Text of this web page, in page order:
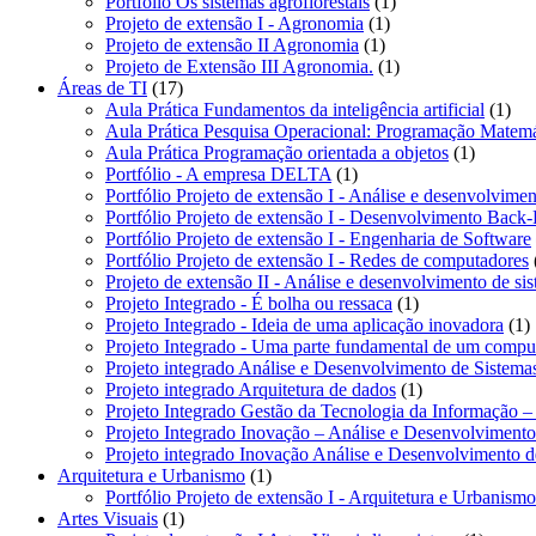
produto
Projeto de extensão I - Agronomia 11
produto
Projeto de extensão II Agronomia 11
produto
Projeto de Extensão III Agronomia. 11
Áreas de TI 1717
produtos
Aula Prática Fundamentos da inteligência artificial 11
Aula Prática Pesquisa Operacional: Programação
Aula Prática Programação orientada a objetos 11
Portfólio - A empresa DELTA 11
produto
Portfólio Projeto de extensão I - Análise e
Portfólio Projeto de extensão I - Desenvolvimento Back-
Portfólio Projeto de extensão I - Engenharia de Software
Portfólio Projeto de extensão I - Redes de computadores
Projeto de extensão II - Análise e desenvolvimento de
Projeto Integrado - É bolha ou ressaca 11
produto
Projeto Integrado - Ideia de uma aplicação inovadora 11
Projeto Integrado - Uma parte fundamental de um
Projeto integrado Análise e Desenvolvimento de
Projeto integrado Arquitetura de dados 11
produto
Projeto Integrado Gestão da Tecnologia da Informação
Projeto Integrado Inovação – Análise e
Projeto integrado Inovação Análise e Desenvolvimento
Arquitetura e Urbanismo 11
produto
Portfólio Projeto de extensão I - Arquitetura e Urbanismo
Artes Visuais 11